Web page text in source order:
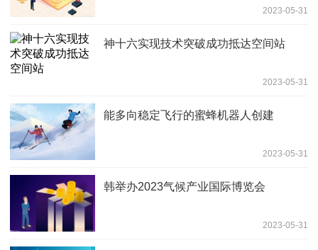
2023-05-31
神十六实现技术突破成功抵达空间站
2023-05-31
能多向稳定飞行的蜜蜂机器人创建
2023-05-31
韩举办2023气候产业国际博览会
2023-05-31